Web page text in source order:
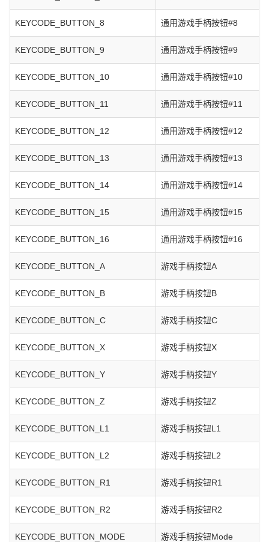
KEYCODE_BUTTON_8 通用游戏手柄按钮#8
KEYCODE_BUTTON_9 通用游戏手柄按钮#9
KEYCODE_BUTTON_10 通用游戏手柄按钮#10
KEYCODE_BUTTON_11 通用游戏手柄按钮#11
KEYCODE_BUTTON_12 通用游戏手柄按钮#12
KEYCODE_BUTTON_13 通用游戏手柄按钮#13
KEYCODE_BUTTON_14 通用游戏手柄按钮#14
KEYCODE_BUTTON_15 通用游戏手柄按钮#15
KEYCODE_BUTTON_16 通用游戏手柄按钮#16
KEYCODE_BUTTON_A 游戏手柄按钮A
KEYCODE_BUTTON_B 游戏手柄按钮B
KEYCODE_BUTTON_C 游戏手柄按钮C
KEYCODE_BUTTON_X 游戏手柄按钮X
KEYCODE_BUTTON_Y 游戏手柄按钮Y
KEYCODE_BUTTON_Z 游戏手柄按钮Z
KEYCODE_BUTTON_L1 游戏手柄按钮L1
KEYCODE_BUTTON_L2 游戏手柄按钮L2
KEYCODE_BUTTON_R1 游戏手柄按钮R1
KEYCODE_BUTTON_R2 游戏手柄按钮R2
KEYCODE_BUTTON_MODE 游戏手柄按钮Mode